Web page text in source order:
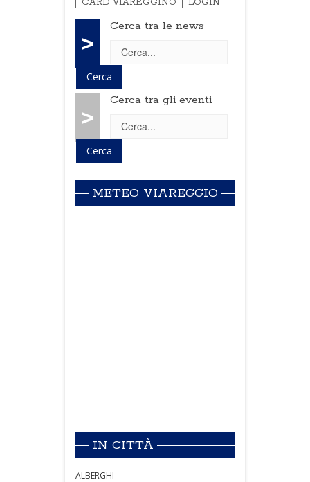
>
Cerca tra le news
>
Cerca tra gli eventi
METEO VIAREGGIO
IN CITTÀ
ALBERGHI